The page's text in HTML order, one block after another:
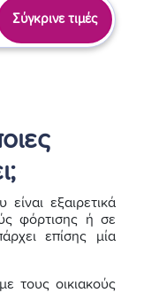
Σύγκρινε τιμές
εξαιρετικά
φόρτισης ή σε
επίσης μία
τους οικιακούς